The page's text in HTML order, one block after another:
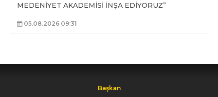
MEDENİYET AKADEMİSİ İNŞA EDİYORUZ”
05.08.2026 09:31
Başkan